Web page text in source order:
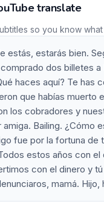
translate
so you know
estás, estarás bien.
dos billetes
haces aquí? Te
que habías
los cobradores y
Bailing. ¿Cómo
fue por la fortuna de
estos años con
con el dinero y
mamá. Hijo,